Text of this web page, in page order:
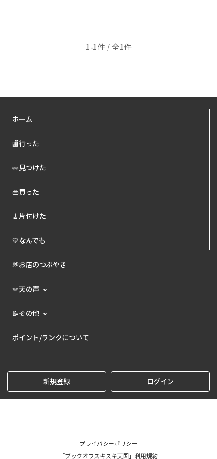
1-1件 / 全1件
ホーム
🏬行った
👀見つけた
👜買った
🧹片付けた
💛なんでも
💭お店のつぶやき
🪽天の声
📝その他
ポイント/ランクについて
新規登録 ログイン
プライバシーポリシー
「ブックオフスキスキ天国」利用規約